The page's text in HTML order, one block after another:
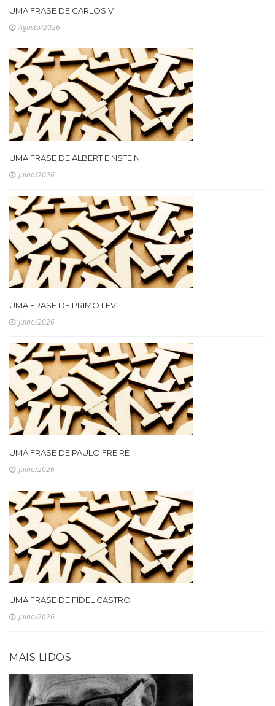
UMA FRASE DE CARLOS V
Agosto/2026
UMA FRASE DE ALBERT EINSTEIN
Julho/2026
UMA FRASE DE PRIMO LEVI
Julho/2026
UMA FRASE DE PAULO FREIRE
Julho/2026
UMA FRASE DE FIDEL CASTRO
Julho/2026
MAIS LIDOS